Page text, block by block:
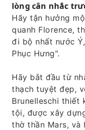
Ngạc nhiên
của Piazza
Bỏ qua những
ngưỡng bức
tại Học viện
Vượt qua cây
biểu tượng.
lòng cân nhắc
Hãy tận hưởng
quanh Florence,
đi bộ nhất nước
Phục Hưng".
Hãy bắt đầu từ
thạch tuyệt đẹp,
Brunelleschi thiết
tội, được xây
thờ thần Mars, và